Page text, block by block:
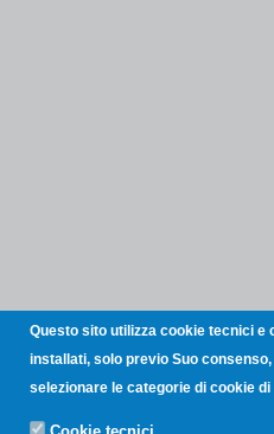
Questo sito utilizza cookie tecnici e
installati, solo previo Suo
selezionare le categorie di cookie